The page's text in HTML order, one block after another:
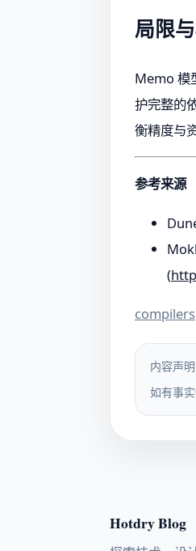
局限
Memo 模
护完整的
衡精度与
参考来源
(
compilers
内容声
如有事
Hotdry Blog